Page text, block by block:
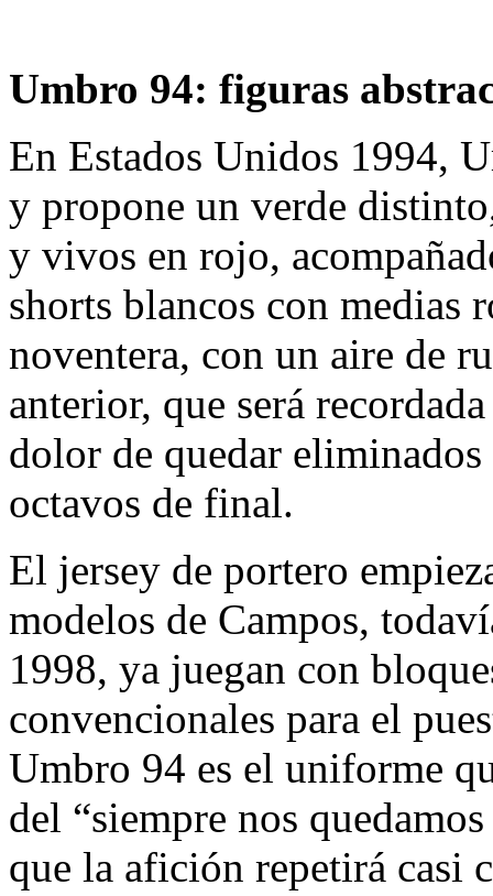
Umbro 94: figuras
En Estados Unidos 1994,
y propone un verde
y vivos en rojo,
shorts blancos con medias
noventera, con un aire de
anterior, que será
dolor de quedar
octavos de final.
El jersey de portero
modelos de Campos,
1998, ya juegan con
convencionales para el
Umbro 94 es el uniforme
del “siempre nos
que la afición repetirá casi